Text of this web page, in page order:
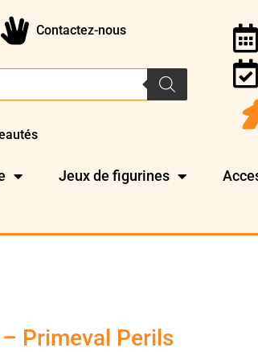
Contactez-nous
Jeux de figurines
Primeval Perils